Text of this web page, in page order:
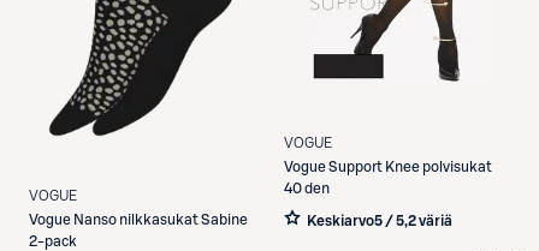
VOGUE
Vogue Nanso nilkkasukat Sabine
2-pack
VOGUE
VogueSupport Knee polvisukat
40 den
Keskiarvo5 / 5,2 väriä